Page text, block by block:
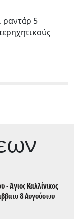
ραντάρ 5
- Άγιος Καλλίνικος
8 Αυγούστου